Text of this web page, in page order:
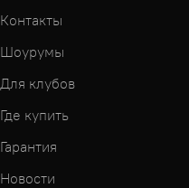
Контакты
Шоурумы
Для клубов
Где купить
Гарантия
Новости